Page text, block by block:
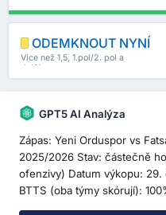
ODEMKNOUT NYNÍ
Více než 1,5, 1.pol/2. pol a
další
GPT5 AI Analýza
Zápas: Yeni Orduspor vs
2025/2026 Stav: částečně
ofenzivy) Datum výkopu:
BTTS (oba týmy skórují):